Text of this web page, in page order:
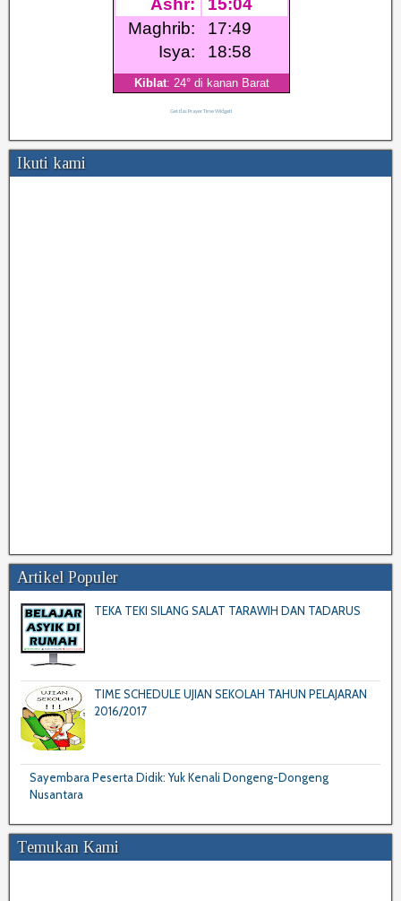
Get this Prayer Time Widget!
Ikuti kami
Artikel Populer
TEKA TEKI SILANG SALAT TARAWIH DAN TADARUS
TIME SCHEDULE UJIAN SEKOLAH TAHUN PELAJARAN
2016/2017
Sayembara Peserta Didik: Yuk Kenali Dongeng-Dongeng
Nusantara
Temukan Kami